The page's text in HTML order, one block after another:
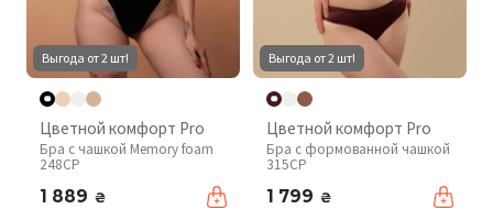
Выгода от 2 шт!
Цветной комфорт Pro
Бра с чашкой Memory foam
248CP
1 889 ₴
Выгода от 2 шт!
Цветной комфорт Pro
Бра с формованной чашкой
315CP
1 799 ₴